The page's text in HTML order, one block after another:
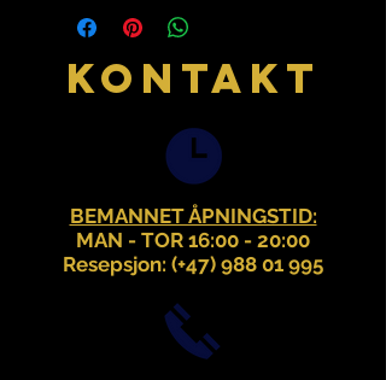
KONTAKT
BEMANNET ÅPNINGSTID:
MAN - TOR 16:00 - 20:00
Resepsjon: (+47) 988 01 995